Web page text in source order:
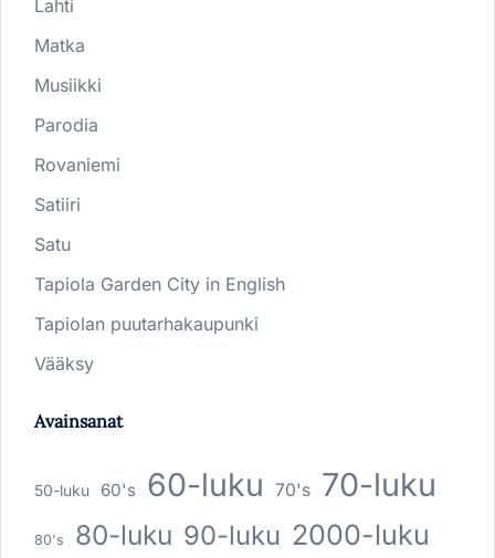
Lahti
Matka
Musiikki
Parodia
Rovaniemi
Satiiri
Satu
Tapiola Garden City in English
Tapiolan puutarhakaupunki
Vääksy
Avainsanat
50-luku 60's 60-luku 70's 70-luku
80's 80-luku 90-luku 2000-luku